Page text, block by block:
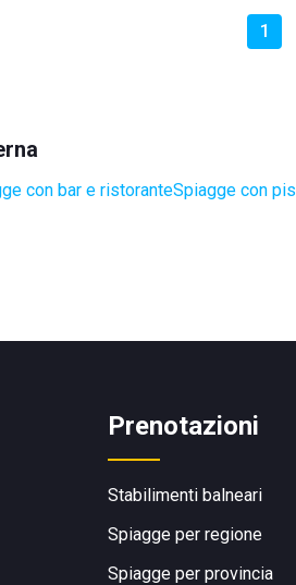
1
con bar e ristoranteSpiagge con
Prenotazioni
Stabilimenti balneari
Spiagge per regione
Spiagge per provincia